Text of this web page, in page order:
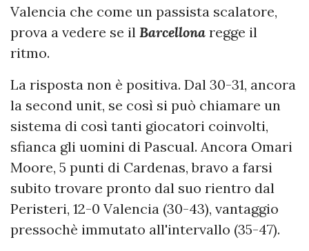
Valencia che come un passista scalatore,
prova a vedere se il Barcellona regge il
ritmo.
La risposta non è positiva. Dal 30-31, ancora
la second unit, se così si può chiamare un
sistema di così tanti giocatori coinvolti,
sfianca gli uomini di Pascual. Ancora Omari
Moore, 5 punti di Cardenas, bravo a farsi
subito trovare pronto dal suo rientro dal
Peristeri, 12-0 Valencia (30-43), vantaggio
pressochè immutato all'intervallo (35-47).